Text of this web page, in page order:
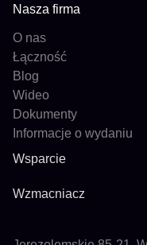
Nasza firma
O nas
Łączność
Blog
Wideo
Dokumenty
Informacje o wydaniu
Wsparcie
Wzmacniacz